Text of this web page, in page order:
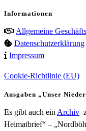
Informationen
Allgemeine
Datenschutzerklärung
Impressum
Cookie-Richtlinie (EU)
Ausgaben „Unser
Es gibt auch ein Archiv
Heimatbrief“ –